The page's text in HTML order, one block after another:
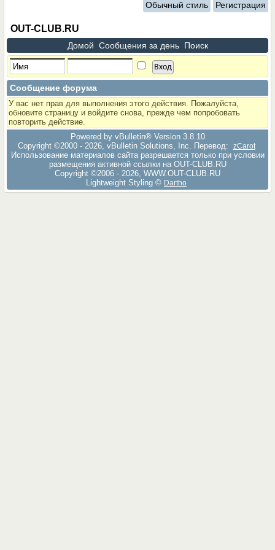
Обычный стиль Регистрация
OUT-CLUB.RU
Домой Сообщения за день Поиск
Сообщение форума
У вас нет прав для выполнения этого действия. Пожалуйста,
обновите страницу и войдите снова, прежде чем попробовать
повторить действие.
Powered by vBulletin® Version 3.8.10
Copyright ©2000 - 2026, vBulletin Solutions, Inc. Перевод:
zCarot
Использование материалов сайта разрешается только при условии
размещения активной ссылки на OUT-CLUB.RU
Copyright ©2006 - 2026, WWW.OUT-CLUB.RU
Lightweight Styling © Dartho